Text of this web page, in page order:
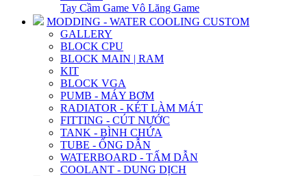
Tay Cầm Game Vô Lăng Game
MODDING - WATER COOLING CUSTOM
GALLERY
BLOCK CPU
BLOCK MAIN | RAM
KIT
BLOCK VGA
PUMB - MÁY BƠM
RADIATOR - KÉT LÀM MÁT
FITTING - CÚT NƯỚC
TANK - BÌNH CHỨA
TUBE - ỐNG DẪN
WATERBOARD - TẤM DẪN
COOLANT - DUNG DỊCH